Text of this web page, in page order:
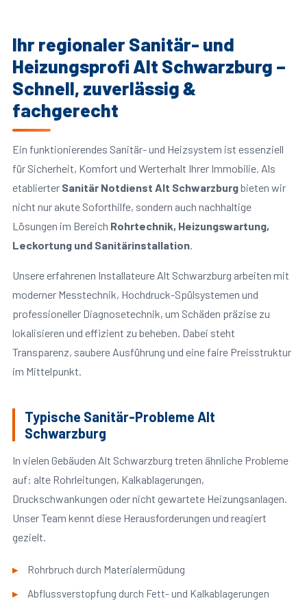
Ihr regionaler Sanitär- und
Heizungsprofi Alt Schwarzburg –
Schnell, zuverlässig &
fachgerecht
Ein funktionierendes Sanitär- und Heizsystem ist essenziell
für Sicherheit, Komfort und Werterhalt Ihrer Immobilie. Als
etablierter Sanitär Notdienst Alt Schwarzburgbieten wir
nicht nur akute Soforthilfe, sondern auch nachhaltige
Lösungen im Bereich Rohrtechnik, Heizungswartung,
Leckortung und Sanitärinstallation.
Unsere erfahrenen Installateure Alt Schwarzburg arbeiten mit
moderner Messtechnik, Hochdruck-Spülsystemen und
professioneller Diagnosetechnik, um Schäden präzise zu
lokalisieren und effizient zu beheben. Dabei steht
Transparenz, saubere Ausführung und eine faire Preisstruktur
im Mittelpunkt.
Typische Sanitär-Probleme Alt
Schwarzburg
In vielen Gebäuden Alt Schwarzburg treten ähnliche Probleme
auf: alte Rohrleitungen, Kalkablagerungen,
Druckschwankungen oder nicht gewartete Heizungsanlagen.
Unser Team kennt diese Herausforderungen und reagiert
gezielt.
Rohrbruch durch Materialermüdung
Abflussverstopfung durch Fett- und Kalkablagerungen